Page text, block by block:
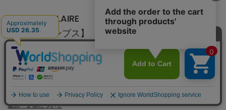
MELROSE CLAIRE
【ニットパンプス】
¥10,450 60 % OFF ¥4,180
38ポイント還元
※付与されるポイントは会員クラス毎に異なります。 詳細はこちら
8,000円（税込）以上のお買い上げで送料無料
返品・交換について